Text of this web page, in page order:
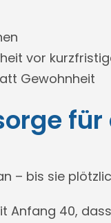
vor
Gewohnheit
– bis sie
Anfang 40,